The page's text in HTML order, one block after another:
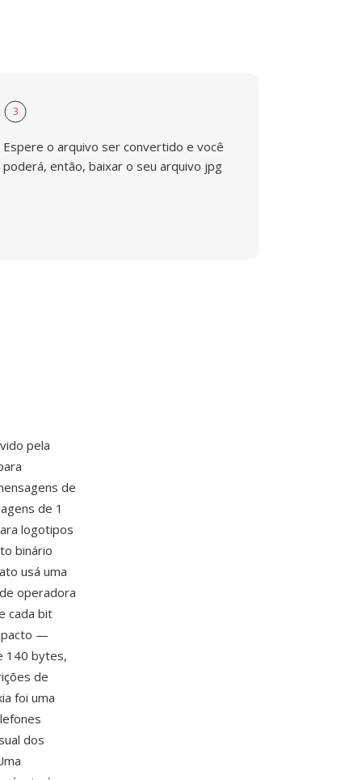
3
Espere o arquivo ser convertido e você
poderá, então, baixar o seu arquivo jpg
pela
de
de 1
logotipos
binário
usá uma
operadora
cada bit
—
140 bytes,
de
foi uma
dos